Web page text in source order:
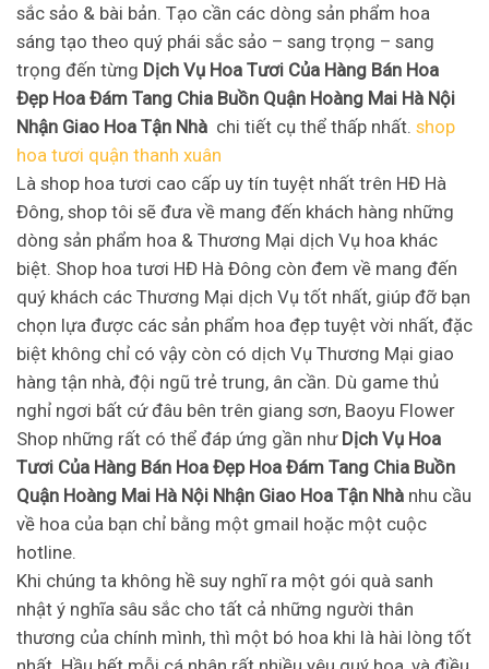
sắc sảo & bài bản. Tạo cần các dòng sản phẩm hoa
sáng tạo theo quý phái sắc sảo – sang trọng – sang
trọng đến từng Dịch Vụ Hoa Tươi Của Hàng Bán Hoa
Đẹp Hoa Đám Tang Chia Buồn Quận Hoàng Mai Hà Nội
Nhận Giao Hoa Tận Nhà chi tiết cụ thể thấp nhất. shop
hoa tươi quận thanh xuân
Là shop hoa tươi cao cấp uy tín tuyệt nhất trên HĐ Hà
Đông, shop tôi sẽ đưa về mang đến khách hàng những
dòng sản phẩm hoa & Thương Mại dịch Vụ hoa khác
biệt. Shop hoa tươi HĐ Hà Đông còn đem về mang đến
quý khách các Thương Mại dịch Vụ tốt nhất, giúp đỡ bạn
chọn lựa được các sản phẩm hoa đẹp tuyệt vời nhất, đặc
biệt không chỉ có vậy còn có dịch Vụ Thương Mại giao
hàng tận nhà, đội ngũ trẻ trung, ân cần. Dù game thủ
nghỉ ngơi bất cứ đâu bên trên giang sơn, Baoyu Flower
Shop những rất có thể đáp ứng gần như Dịch Vụ Hoa
Tươi Của Hàng Bán Hoa Đẹp Hoa Đám Tang Chia Buồn
Quận Hoàng Mai Hà Nội Nhận Giao Hoa Tận Nhà nhu cầu
về hoa của bạn chỉ bằng một gmail hoặc một cuộc
hotline.
Khi chúng ta không hề suy nghĩ ra một gói quà sanh
nhật ý nghĩa sâu sắc cho tất cả những người thân
thương của chính mình, thì một bó hoa khi là hài lòng tốt